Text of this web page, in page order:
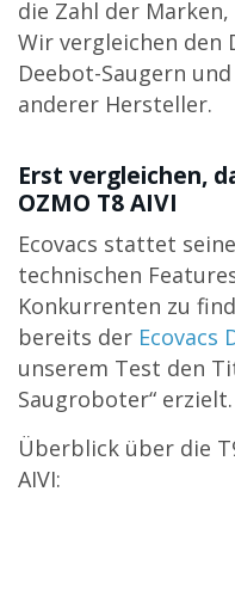
die Zahl der
Wir vergleichen den
Deebot-Saugern
anderer Hersteller.
Erst vergleichen,
OZMO T8 AIVI
Ecovacs stattet
technischen
Konkurrenten zu
bereits der Ecovacs
unserem Test den
Saugroboter“ erzielt.
Überblick über die
AIVI: